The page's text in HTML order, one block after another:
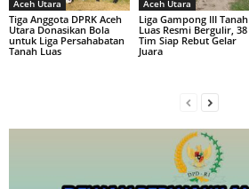
Aceh Utara
Tiga Anggota DPRK Aceh
Utara Donasikan Bola
untuk Liga Persahabatan
Tanah Luas
Aceh Utara
Liga Gampong III Tanah
Luas Resmi Bergulir, 38
Tim Siap Rebut Gelar
Juara